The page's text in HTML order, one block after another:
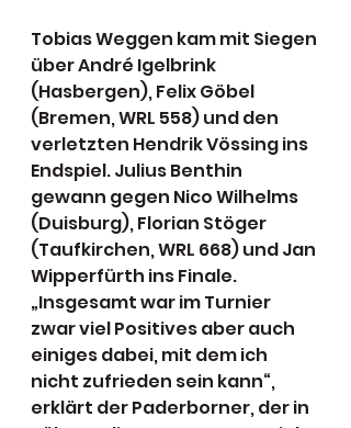
Tobias Weggen kam mit Siegen
über André Igelbrink
(Hasbergen), Felix Göbel
(Bremen, WRL 558) und den
verletzten Hendrik Vössing ins
Endspiel. Julius Benthin
gewann gegen Nico Wilhelms
(Duisburg), Florian Stöger
(Taufkirchen, WRL 668) und Jan
Wipperfürth ins Finale.
„Insgesamt war im Turnier
zwar viel Positives aber auch
einiges dabei, mit dem ich
nicht zufrieden sein kann“,
erklärt der Paderborner, der in